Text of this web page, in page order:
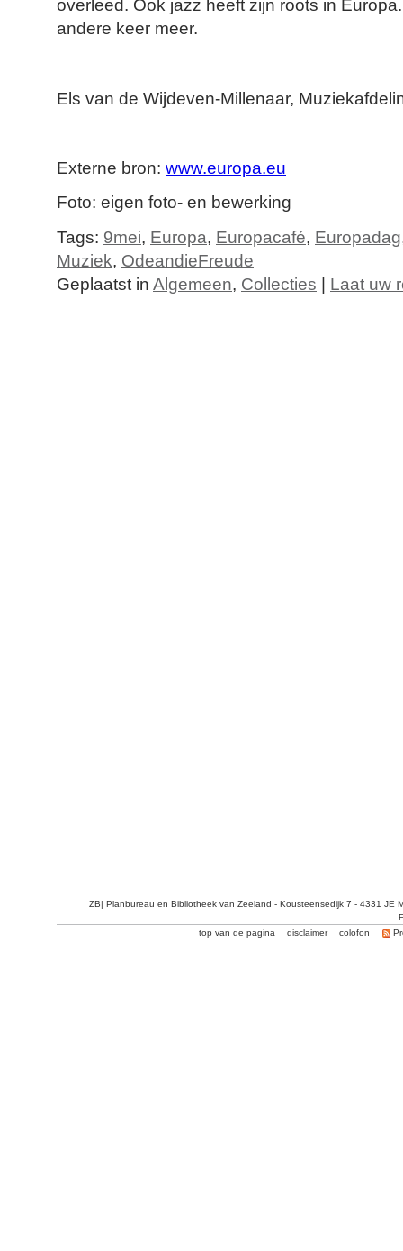
overleed. Ook jazz heeft zijn roots in
andere keer meer.
Els van de Wijdeven-Millenaar,
Externe bron: www.europa.eu
Foto: eigen foto- en bewerking
Tags: 9mei, Europa, Europacafé, Europadag
Muziek, OdeandieFreude
Geplaatst in Algemeen, Collecties Laat uw
ZB| Planbureau en Bibliotheek van Zeeland - Kousteensedijk 7 - 4331 JE
top van de pagina
disclaimer colofon